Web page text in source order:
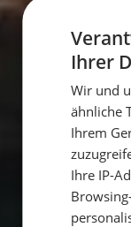
Ihrer
Wir und
ähnliche
Ihrem
Ihre IP-